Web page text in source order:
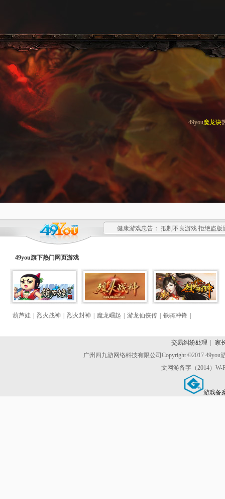
49you魔龙诀
健康游戏忠告： 抵制不良游戏 拒绝盗
49you旗下热门 网页游戏
葫芦娃 烈火战神 烈火封神 魔龙崛起 游龙仙侠传 铁骑冲锋
交易纠纷处理
家
广州四九游网络科技有限公司Copyright ©2017 49you
文网游备字（2014）W-
游戏备